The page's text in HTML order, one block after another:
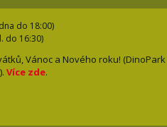
do 18:00)
do 16:30)
Vánoc a Nového roku! (DinoPark
Více zde.